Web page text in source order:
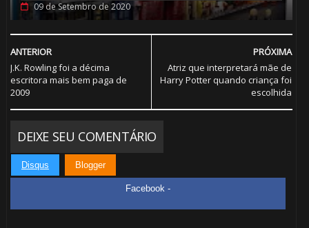
09 de Setembro de 2020
PRÓXIMA
Atriz que interpretará mãe de
Harry Potter quando criança foi
escolhida
ANTERIOR
J.K. Rowling foi a décima
escritora mais bem paga de
2009
DEIXE SEU COMENTÁRIO
Disqus Blogger
Facebook -
⚡ 🎂